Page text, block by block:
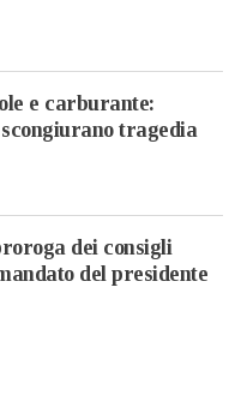
e carburante:
tragedia
dei consigli
del presidente